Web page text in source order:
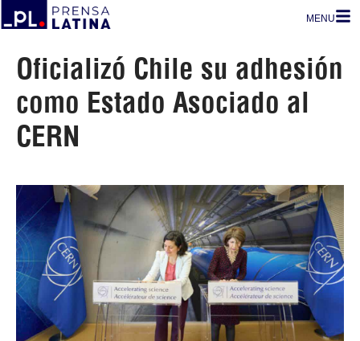
MENU
Oficializó Chile su adhesión
como Estado Asociado al
CERN